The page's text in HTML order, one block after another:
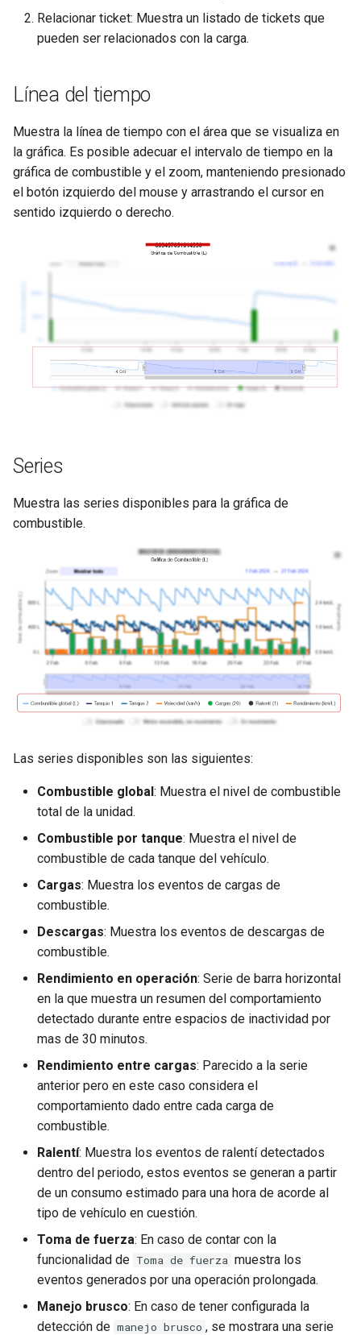
Relacionar ticket: Muestra un listado de tickets que
pueden ser relacionados con la carga.
Línea del tiempo
Muestra la línea de tiempo con el área que se visualiza en
la gráfica. Es posible adecuar el intervalo de tiempo en la
gráfica de combustible y el zoom, manteniendo presionado
el botón izquierdo del mouse y arrastrando el cursor en
sentido izquierdo o derecho.
Series
Muestra las series disponibles para la gráfica de
combustible.
Las series disponibles son las siguientes:
Combustible global: Muestra el nivel de combustible
total de la unidad.
Combustible por tanque: Muestra el nivel de
combustible de cada tanque del vehículo.
Cargas: Muestra los eventos de cargas de
combustible.
Descargas: Muestra los eventos de descargas de
combustible.
Rendimiento en operación: Serie de barra horizontal
en la que muestra un resumen del comportamiento
detectado durante entre espacios de inactividad por
mas de 30 minutos.
Rendimiento entre cargas: Parecido a la serie
anterior pero en este caso considera el
comportamiento dado entre cada carga de
combustible.
Ralentí: Muestra los eventos de ralentí detectados
dentro del periodo, estos eventos se generan a partir
de un consumo estimado para una hora de acorde al
tipo de vehículo en cuestión.
Toma de fuerza: En caso de contar con la
funcionalidad de Toma de fuerza muestra los
eventos generados por una operación prolongada.
Manejo brusco: En caso de tener configurada la
detección de manejo brusco , se mostrara una serie